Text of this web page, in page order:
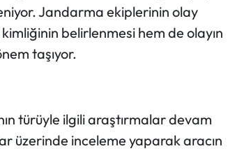
Jandarma ekiplerinin olay
belirlenmesi hem de olayın
taşıyor.
türüyle ilgili araştırmalar devam
üzerinde inceleme yaparak aracın